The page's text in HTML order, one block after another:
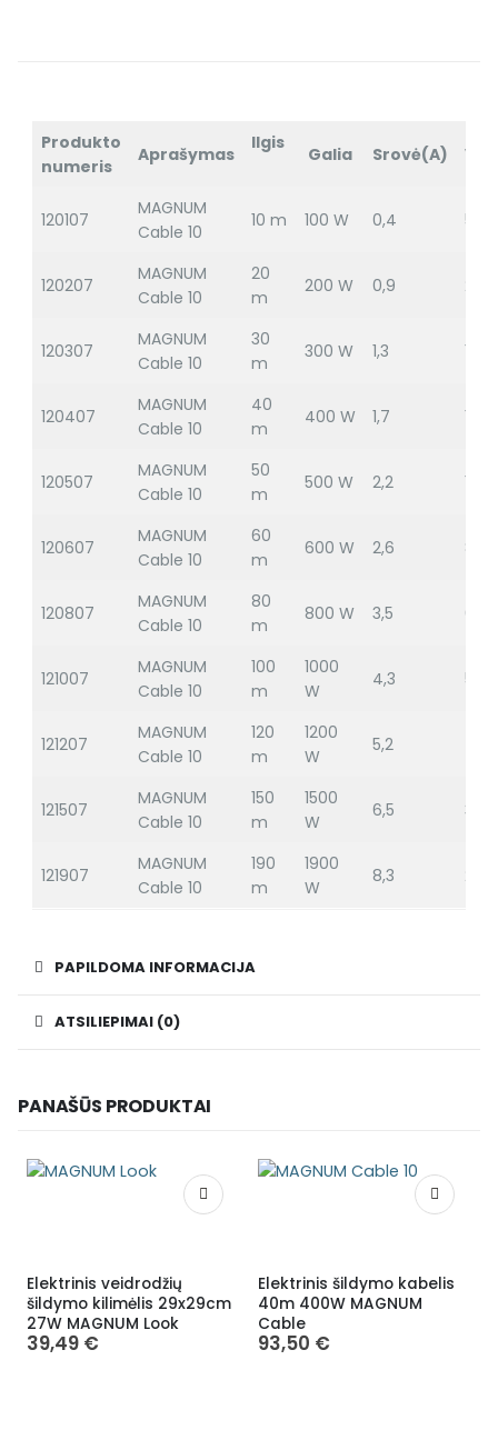
Produkto
numeris
Aprašymas
Ilgis
Galia Srovė(A)
120107
MAGNUM
Cable 10
10 m 100 W 0,4 529
120207
MAGNUM
Cable 10
20
m
200 W 0,9 264
120307
MAGNUM
Cable 10
30
m
300 W 1,3 176
120407
MAGNUM
Cable 10
40
m
400 W 1,7 132
120507
MAGNUM
Cable 10
50
m
500 W 2,2 106
120607
MAGNUM
Cable 10
60
m
600 W 2,6
120807
MAGNUM
Cable 10
80
m
800 W 3,5 66
121007
MAGNUM
Cable 10
100
m
1000
W
4,3 53
121207
MAGNUM
Cable 10
120
m
1200
W
5,2
121507
MAGNUM
Cable 10
150
m
1500
W
6,5 35
121907
MAGNUM
Cable 10
190
m
1900
W
8,3 28
PAPILDOMA INFORMACIJA
ATSILIEPIMAI (0)
PANAŠŪS PRODUKTAI
Elektrinis veidrodžių
šildymo kilimėlis 29x29cm
27W MAGNUM Look
39,49 €
Elektrinis šildymo kabelis
40m 400W MAGNUM
Cable
93,50 €